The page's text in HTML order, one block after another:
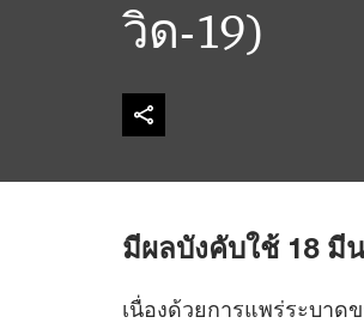
วิด-19)
มีผลบังคับใช้ 18 มี
เนื่องด้วยการแพร่ระบาด